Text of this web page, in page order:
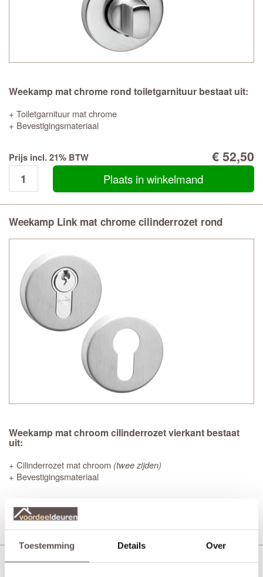
Toestemming Details Over
Weekamp mat chrome rond toiletgarnituur bestaat uit:
+ Toiletgarnituur mat chrome
+ Bevestigingsmateriaal
Prijs incl. 21% BTW € 52,50
Plaats in winkelmand
Weekamp Link mat chrome cilinderrozet rond
Weekamp mat chroom cilinderrozet vierkant bestaat
uit:
+ Cilinderrozet mat chroom (twee zijden)
+ Bevestigingsmateriaal
Weekamp Link mat chrome deurkruk